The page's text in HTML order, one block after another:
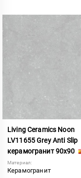
Living Ceramics Noon
LV11655 Grey Anti Slip
керамогранит 90x90
Материал:
Керамогранит